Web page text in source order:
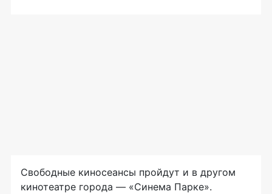
Свободные киносеансы пройдут и в другом
кинотеатре города — «Синема Парке».